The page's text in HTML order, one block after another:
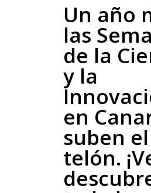
Un año
las
de la
y la
en
suben el
telón.